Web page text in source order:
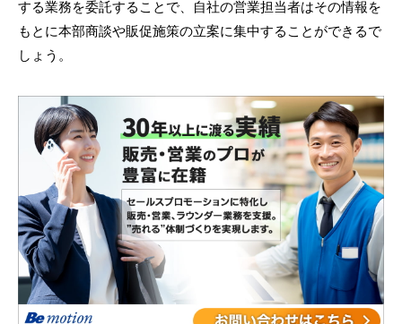
する業務を委託することで、自社の営業担当者はその情報を
もとに本部商談や販促施策の立案に集中することができるで
しょう。